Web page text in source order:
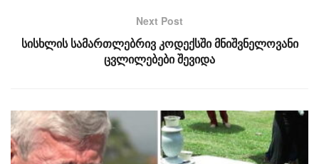
Next Post
სისხლის სამართლებრივ კოდექსში მნიშვნელოვანი
ცვლილებები შევიდა